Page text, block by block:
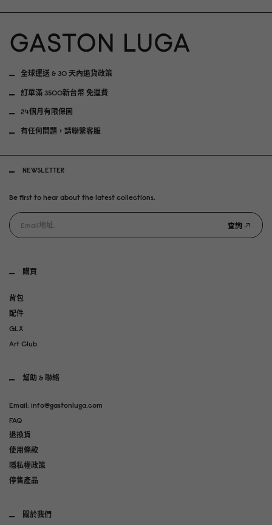
全球運送 & 30 天內退貨政策
訂單滿 3500新台幣 免運費
24個月有限保固
有任何問題，請聯繫客服
購買
背包
配件
GLX
Art Club
幫助 & 聯絡
Email: info@gastonluga.com
FAQ
退換貨
使用條款
隱私權政策
停售產品
關於我們
NEWSLETTER
Be first to hear about the latest collections.
查詢